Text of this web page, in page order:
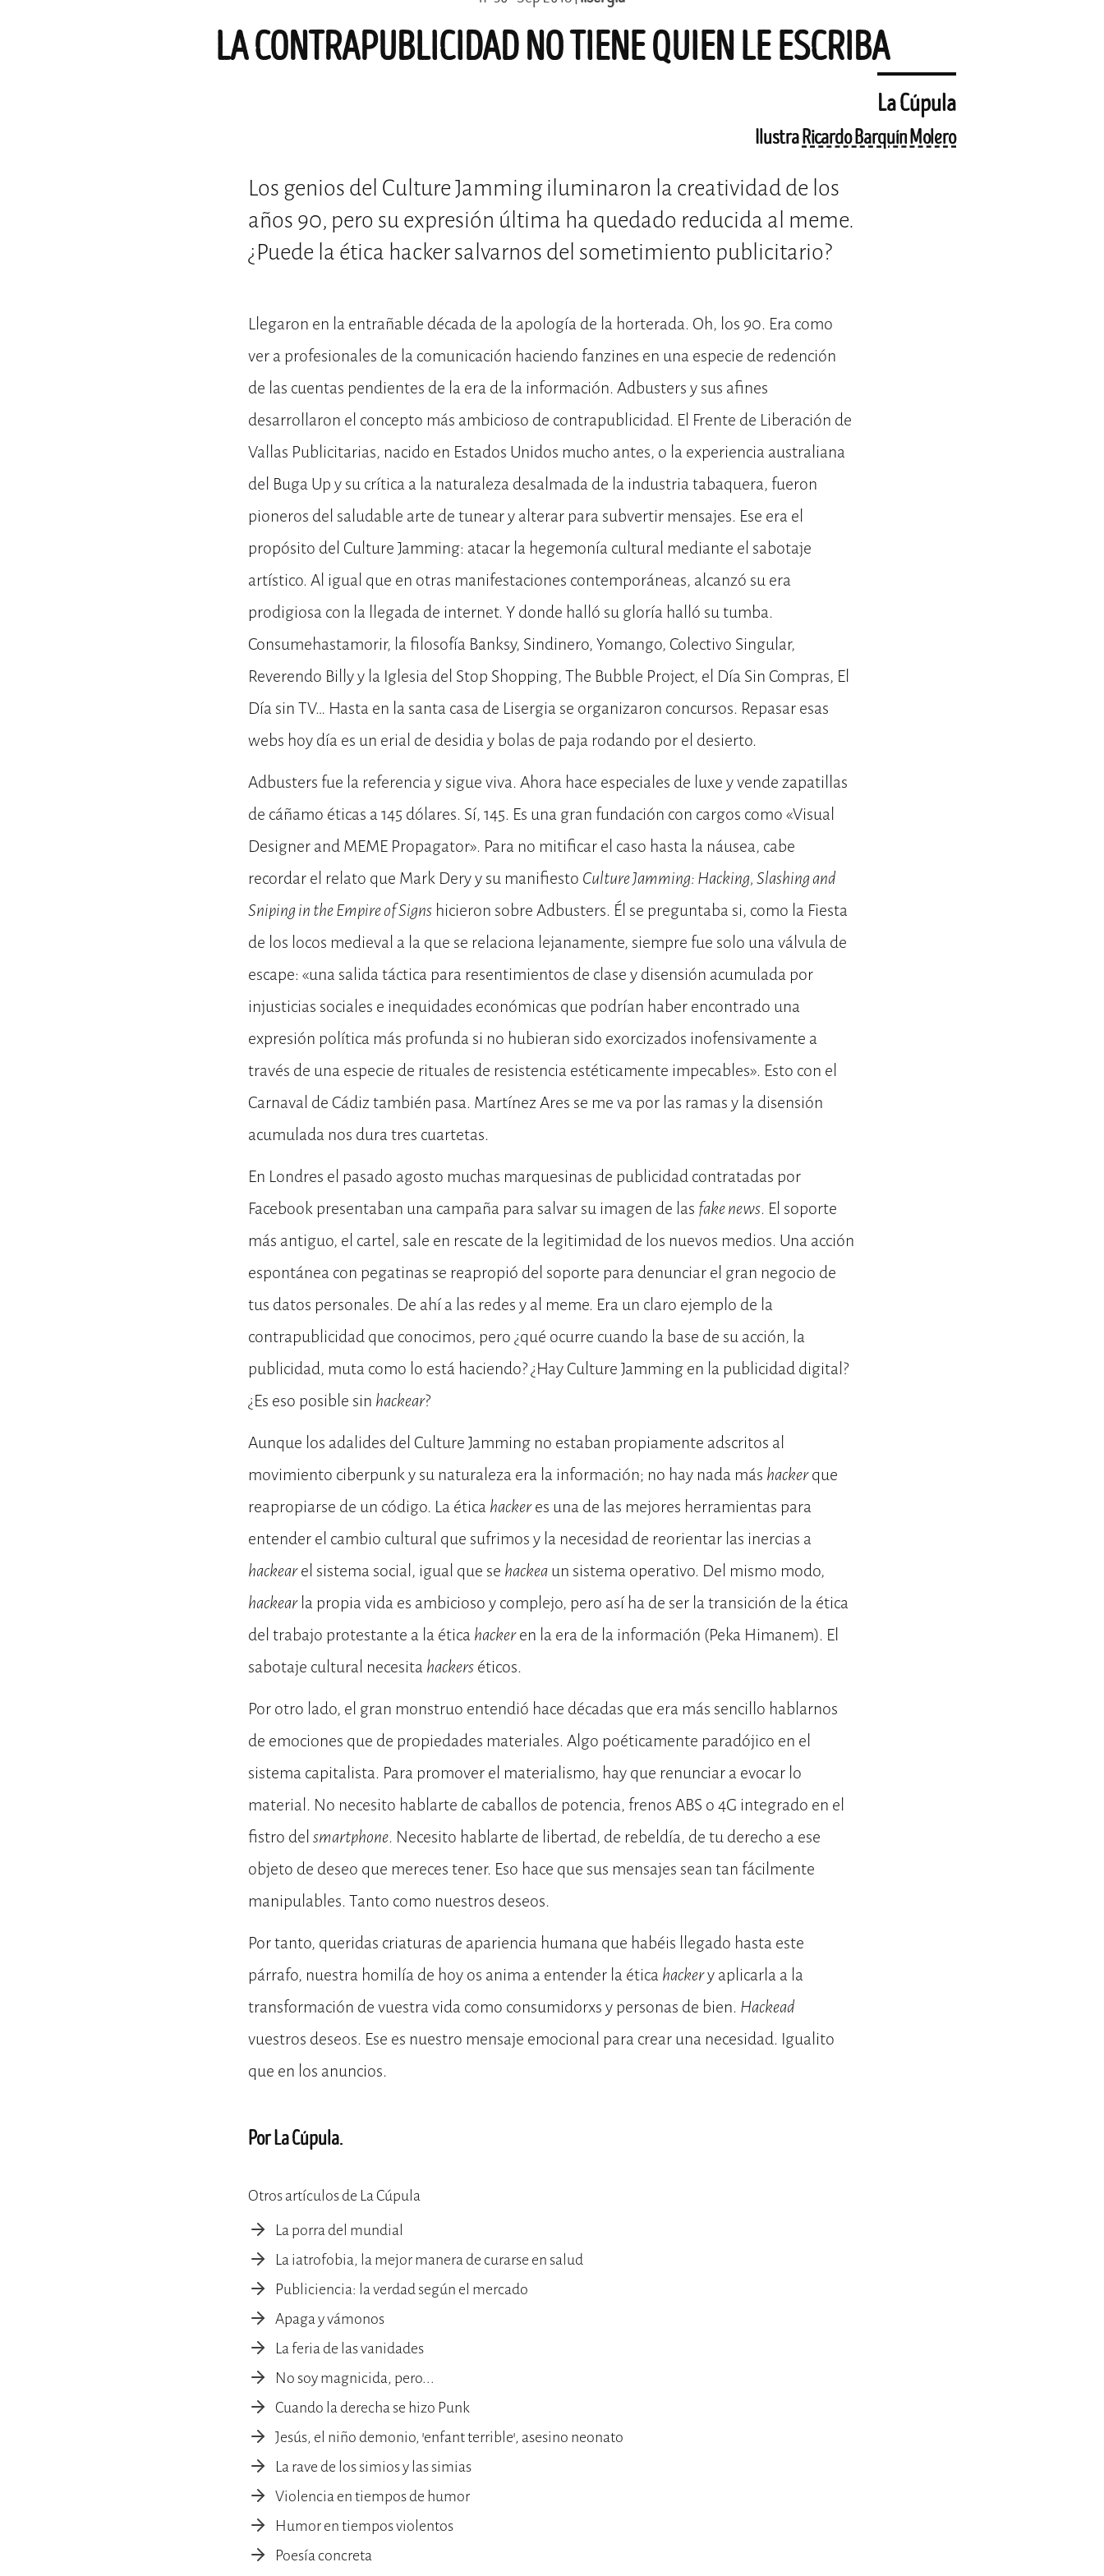
LA CONTRAPUBLICIDAD NO TIENE QUIEN LE ESCRIBA
La Cúpula
IlustraRicardo Barquín Molero
Los genios del Culture Jamming iluminaron la creatividad de los
años 90, pero su expresión última ha quedado reducida al meme.
¿Puede la ética hacker salvarnos del sometimiento publicitario?
Llegaron en la entrañable década de la apología de la horterada. Oh, los 90. Era como
ver a profesionales de la comunicación haciendo fanzines en una especie de redención
de las cuentas pendientes de la era de la información. Adbusters y sus afines
desarrollaron el concepto más ambicioso de contrapublicidad. El Frente de Liberación de
Vallas Publicitarias, nacido en Estados Unidos mucho antes, o la experiencia australiana
del Buga Up y su crítica a la naturaleza desalmada de la industria tabaquera, fueron
pioneros del saludable arte de tunear y alterar para subvertir mensajes. Ese era el
propósito del Culture Jamming: atacar la hegemonía cultural mediante el sabotaje
artístico. Al igual que en otras manifestaciones contemporáneas, alcanzó su era
prodigiosa con la llegada de internet. Y donde halló su gloría halló su tumba.
Consumehastamorir, la filosofía Banksy, Sindinero, Yomango, Colectivo Singular,
Reverendo Billy y la Iglesia del Stop Shopping, The Bubble Project, el Día Sin Compras, El
Día sin TV… Hasta en la santa casa de Lisergia se organizaron concursos. Repasar esas
webs hoy día es un erial de desidia y bolas de paja rodando por el desierto.
Adbusters fue la referencia y sigue viva. Ahora hace especiales de luxe y vende zapatillas
de cáñamo éticas a 145 dólares. Sí, 145. Es una gran fundación con cargos como «Visual
Designer and MEME Propagator». Para no mitificar el caso hasta la náusea, cabe
recordar el relato que Mark Dery y su manifiesto Culture Jamming: Hacking, Slashing and
Sniping in the Empire of Signs hicieron sobre Adbusters. Él se preguntaba si, como la Fiesta
de los locos medieval a la que se relaciona lejanamente, siempre fue solo una válvula de
escape: «una salida táctica para resentimientos de clase y disensión acumulada por
injusticias sociales e inequidades económicas que podrían haber encontrado una
expresión política más profunda si no hubieran sido exorcizados inofensivamente a
través de una especie de rituales de resistencia estéticamente impecables». Esto con el
Carnaval de Cádiz también pasa. Martínez Ares se me va por las ramas y la disensión
acumulada nos dura tres cuartetas.
En Londres el pasado agosto muchas marquesinas de publicidad contratadas por
Facebook presentaban una campaña para salvar su imagen de las fake news. El soporte
más antiguo, el cartel, sale en rescate de la legitimidad de los nuevos medios. Una acción
espontánea con pegatinas se reapropió del soporte para denunciar el gran negocio de
tus datos personales. De ahí a las redes y al meme. Era un claro ejemplo de la
contrapublicidad que conocimos, pero ¿qué ocurre cuando la base de su acción, la
publicidad, muta como lo está haciendo? ¿Hay Culture Jamming en la publicidad digital?
¿Es eso posible sin hackear?
Aunque los adalides del Culture Jamming no estaban propiamente adscritos al
movimiento ciberpunk y su naturaleza era la información; no hay nada más hackerque
reapropiarse de un código. La éticahackeres una de las mejores herramientas para
entender el cambio cultural que sufrimos y la necesidad de reorientar las inercias a
hackearel sistema social, igual que se hackeaun sistema operativo. Del mismo modo,
hackearla propia vida es ambicioso y complejo, pero así ha de ser la transición de la ética
del trabajo protestante a la éticahackeren la era de la información (Peka Himanem). El
sabotaje cultural necesitahackerséticos.
Por otro lado, el gran monstruo entendió hace décadas que era más sencillo hablarnos
de emociones que de propiedades materiales. Algo poéticamente paradójico en el
sistema capitalista. Para promover el materialismo, hay que renunciar a evocar lo
material. No necesito hablarte de caballos de potencia, frenos ABS o 4G integrado en el
fistro delsmartphone. Necesito hablarte de libertad, de rebeldía, de tu derecho a ese
objeto de deseo que mereces tener. Eso hace que sus mensajes sean tan fácilmente
manipulables. Tanto como nuestros deseos.
Por tanto, queridas criaturas de apariencia humana que habéis llegado hasta este
párrafo, nuestra homilía de hoy os anima a entender la éticahackery aplicarla a la
transformación de vuestra vida como consumidorxs y personas de bien. Hackead
vuestros deseos. Ese es nuestro mensaje emocional para crear una necesidad. Igualito
que en los anuncios.
Por La Cúpula.
Otros artículos de La Cúpula
La porra del mundial
La iatrofobia, la mejor manera de curarse en salud
Publiciencia: la verdad según el mercado
Apaga y vámonos
La feria de las vanidades
No soy magnicida, pero...
Cuando la derecha se hizo Punk
Jesús, el niño demonio, 'enfant terrible', asesino neonato
La rave de los simios y las simias
Violencia en tiempos de humor
Humor en tiempos violentos
Poesía concreta